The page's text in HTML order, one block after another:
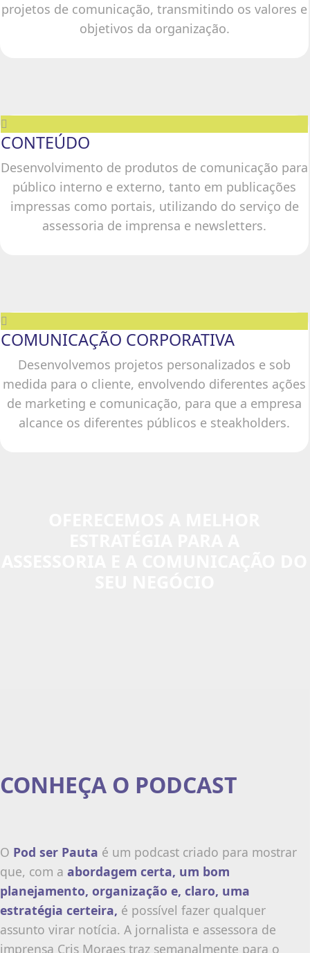
projetos de comunicação, transmitindo os valores e
objetivos da organização.
CONTEÚDO
Desenvolvimento de produtos de comunicação para
público interno e externo, tanto em publicações
impressas como portais, utilizando do serviço de
assessoria de imprensa e newsletters.
COMUNICAÇÃO CORPORATIVA
Desenvolvemos projetos personalizados e sob
medida para o cliente, envolvendo diferentes ações
de marketing e comunicação, para que a empresa
alcance os diferentes públicos e steakholders.
CONHEÇA O PODCAST
O Pod ser Pauta é um podcast criado para mostrar
que, com a abordagem certa, um bom
planejamento, organização e, claro, uma
estratégia certeira, é possível fazer qualquer
assunto virar notícia. A jornalista e assessora de
imprensa Cris Moraes traz semanalmente para o